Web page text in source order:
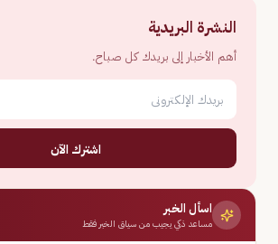
النشرة البريدية
أهم الأخبار إلى بريدك كل صباح.
اشترك الآن
اسأل الخبر
مساعد ذكي يجيب من سياق الخبر فقط